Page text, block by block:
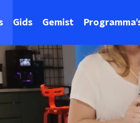
Gids Gemist